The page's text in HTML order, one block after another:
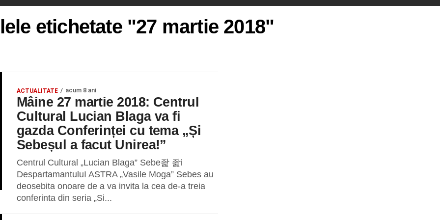
etichetate "27 martie 2018"
ACTUALITATE acum 8 ani
Mâine 27 martie 2018: Centrul
Cultural Lucian Blaga va fi
gazda Conferinței cu tema „Și
Sebeșul a facut Unirea!”
Centrul Cultural „Lucian Blaga” Sebe좙 좙i
DespartamantuluI ASTRA „Vasile Moga” Sebes au
deosebita onoare de a va invita la cea de-a treia
conferinta din seria „Si...